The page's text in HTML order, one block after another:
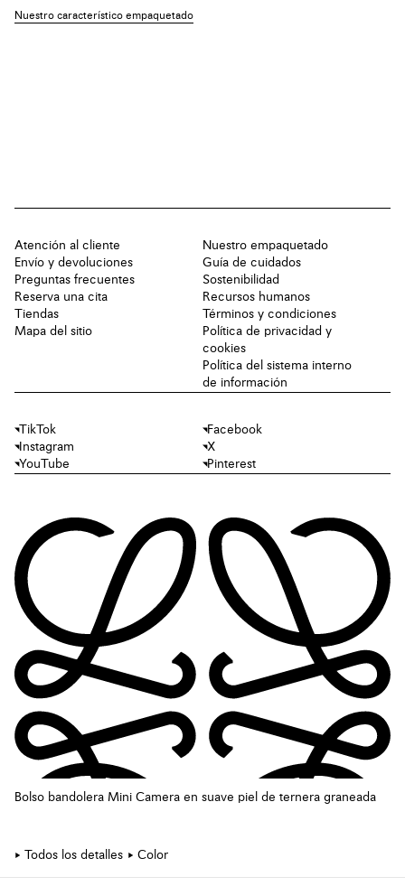
Bolso bandolera Mini Camera en suave piel de ternera graneada
Todos los detalles Color
Nuestro característico empaquetado
Atención al cliente
Envío y devoluciones
Preguntas frecuentes
Reserva una cita
Tiendas
Mapa del sitio
Nuestro empaquetado
Guía de cuidados
Sostenibilidad
Recursos humanos
Términos y condiciones
Política de privacidad y
cookies
Política del sistema interno
de información
TikTok
Facebook
Instagram
X
YouTube
Pinterest